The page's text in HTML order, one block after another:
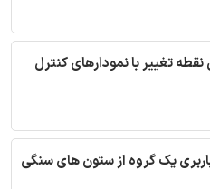
تغییر با نمودارهای کنترل
یک گروه از ستون های سنگی